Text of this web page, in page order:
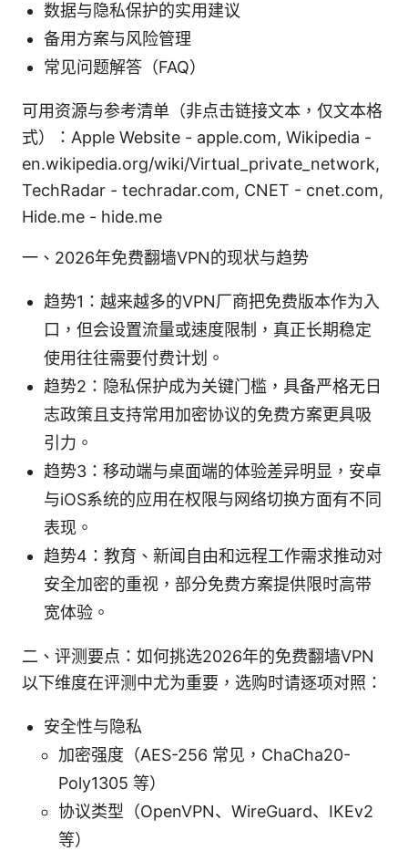
数据与隐私保护的实用建议
备用方案与风险管理
常见问题解答（FAQ）
可用资源与参考清单（非点击链接文本，仅文本格
式）：Apple Website - apple.com, Wikipedia -
en.wikipedia.org/wiki/Virtual_private_network,
TechRadar - techradar.com, CNET - cnet.com,
Hide.me - hide.me
一、2026年免费翻墙VPN的现状与趋势
趋势1：越来越多的VPN厂商把免费版本作为入
口，但会设置流量或速度限制，真正长期稳定
使用往往需要付费计划。
趋势2：隐私保护成为关键门槛，具备严格无日
志政策且支持常用加密协议的免费方案更具吸
引力。
趋势3：移动端与桌面端的体验差异明显，安卓
与iOS系统的应用在权限与网络切换方面有不同
表现。
趋势4：教育、新闻自由和远程工作需求推动对
安全加密的重视，部分免费方案提供限时高带
宽体验。
二、评测要点：如何挑选2026年的免费翻墙VPN
以下维度在评测中尤为重要，选购时请逐项对照：
安全性与隐私
加密强度（AES-256 常见，ChaCha20-
Poly1305 等）
协议类型（OpenVPN、WireGuard、IKEv2
等）